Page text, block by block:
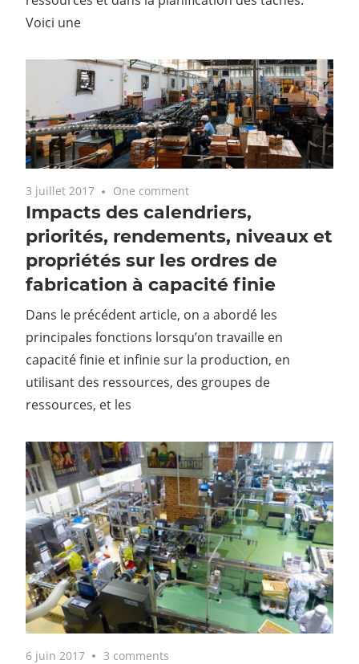
Voici une
3 juillet 2017 One comment
Impacts des calendriers,
priorités, rendements, niveaux et
propriétés sur les ordres de
fabrication à capacité finie
Dans le précédent article, on a abordé les
principales fonctions lorsqu’on travaille en
capacité finie et infinie sur la production, en
utilisant des ressources, des groupes de
ressources, et les
6 juin 2017 3 comments